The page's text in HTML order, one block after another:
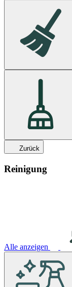
Zurück
Reinigung
Alle anzeigen